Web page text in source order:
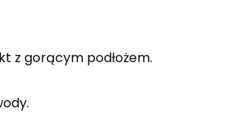
z gorącym podłożem.